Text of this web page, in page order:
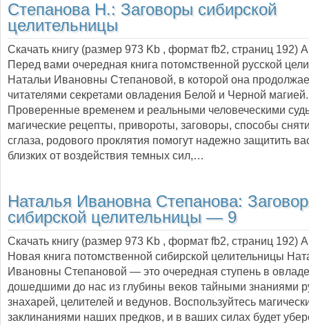
Степанова Н.: Заговоры сибирской
целительницы
Скачать книгу (размер 973 Kb , формат fb2, страниц 192)
Перед вами очередная книга потомственной русской
Натальи Ивановны Степановой, в которой она
читателями секретами овладения Белой и Черной магией.
Проверенные временем и реальными человеческими
магические рецепты, привороты, заговоры, способы
сглаза, родового проклятия помогут надежно защитить
близких от воздействия темных сил,…
Наталья Ивановна Степанова:
сибирской целительницы — 9
Скачать книгу (размер 973 Kb , формат fb2, страниц 192)
Новая книга потомственной сибирской целительницы
Ивановны Степановой — это очередная ступень в
дошедшими до нас из глубины веков тайными знаниями
знахарей, целителей и ведунов. Воспользуйтесь
заклинаниями наших предков, и в ваших силах будет